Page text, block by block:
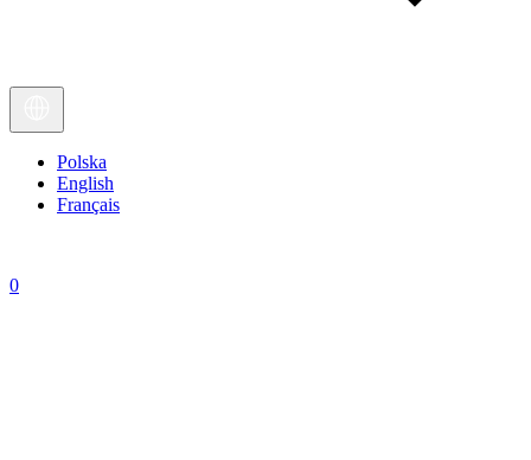
Polska
English
Français
0